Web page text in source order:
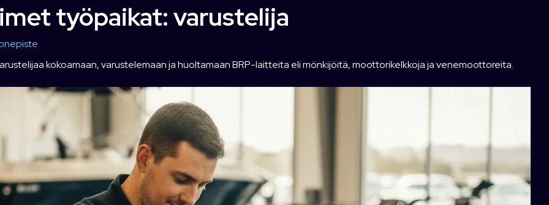
työpaikat: varustelija
kokoamaan, varustelemaan ja huoltamaan BRP-laitteita eli mönkijöitä, moottorikelkkoja ja venemoottoreita.